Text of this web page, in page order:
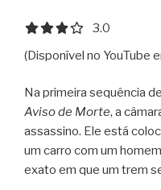
3.0 out of 5.0
3.0
(Disponível no YouTube
Na primeira sequência de
Aviso de Morte, a
assassino. Ele está
um carro com um
exato em que um trem